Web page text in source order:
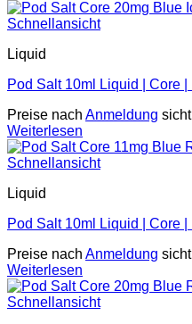
Schnellansicht
Liquid
Pod Salt 10ml Liquid | Core |
Preise nach Anmeldung
Weiterlesen
Schnellansicht
Liquid
Pod Salt 10ml Liquid | Core
Preise nach Anmeldung
Weiterlesen
Schnellansicht